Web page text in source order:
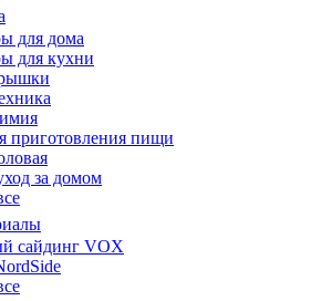
для дома
для кухни
приготовления пищи
за домом
сайдинг VOX